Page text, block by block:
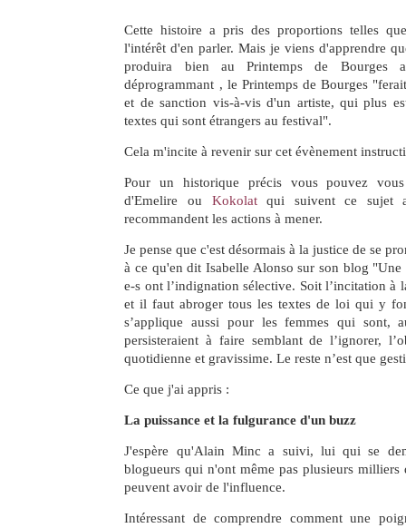
Cette histoire a pris des proportions telles
l'intérêt d'en parler. Mais je viens d'apprendre
produira bien au Printemps de Bourges
déprogrammant , le Printemps de Bourges
et de sanction vis-à-vis d'un artiste, qui plus
textes qui sont étrangers au festival".
Cela m'incite à revenir sur cet évènement
Pour un historique précis vous pouvez
d'Emelire ou Kokolatqui suivent ce sujet
recommandent les actions à mener.
Je pense que c'est désormais à la justice de se
à ce qu'en dit Isabelle Alonso sur son blog
e-s ont l’indignation sélective. Soit l’incitation à
et il faut abroger tous les textes de loi qui y
s’applique aussi pour les femmes qui sont,
persisteraient à faire semblant de l’ignorer,
quotidienne et gravissime. Le reste n’est que
Ce que j'ai appris :
La puissance et la fulgurance d'un buzz
J'espère qu'Alain Minc a suivi, lui qui se
blogueurs qui n'ont même pas plusieurs
peuvent avoir de l'influence.
Intéressant de comprendre comment une